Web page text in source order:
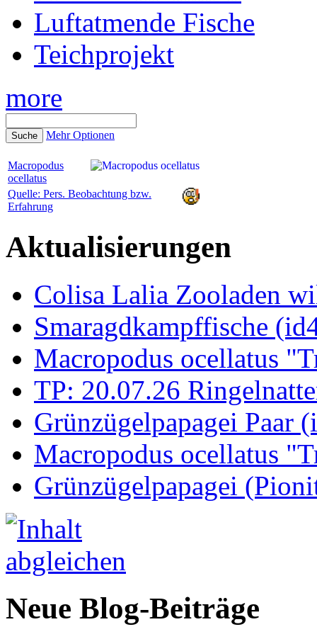
Luftatmende Fische
Teichprojekt
more
Mehr Optionen
Macropodus
ocellatus
Quelle: Pers. Beobachtung bzw.
Erfahrung
Aktualisierungen
Colisa Lalia Zooladen
Smaragdkampffische
Macropodus ocellatus
TP: 20.07.26
Grünzügelpapagei Paar
Macropodus ocellatus
Grünzügelpapagei
Neue Blog-Beiträge